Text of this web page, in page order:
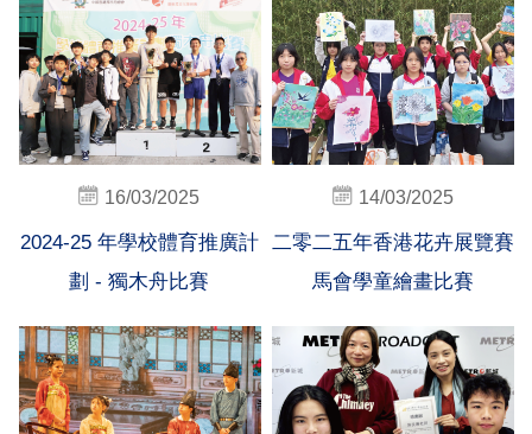
16/03/2025
2024-25 年學校體育推廣計
劃 - 獨木舟比賽
14/03/2025
二零二五年香港花卉展覽賽
馬會學童繪畫比賽